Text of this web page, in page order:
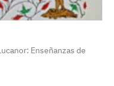
Enseñanzas de